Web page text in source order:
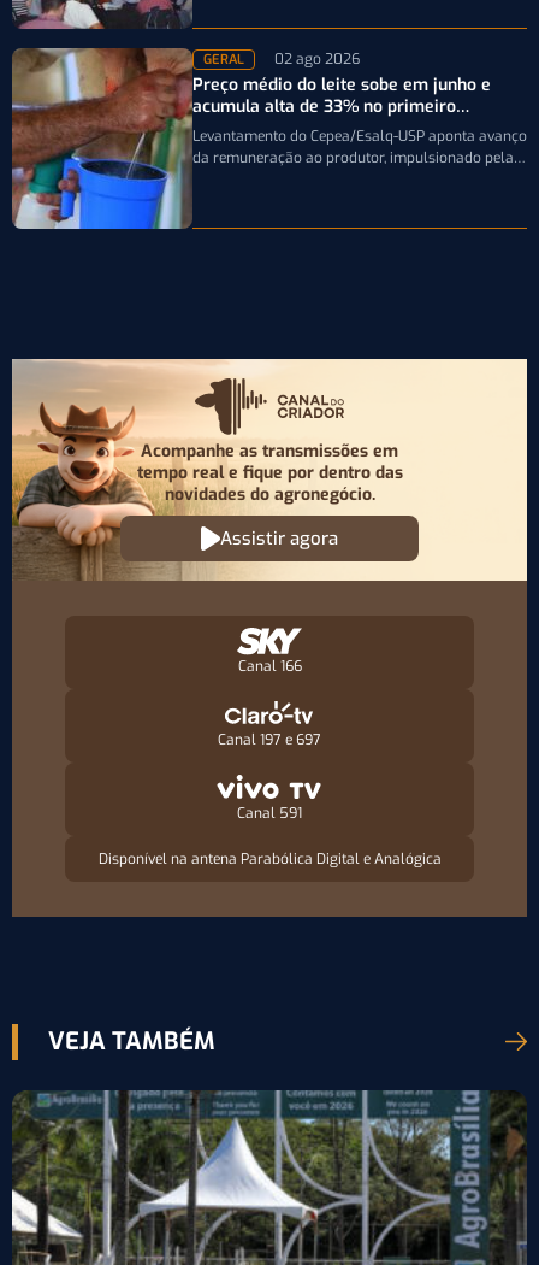
GERAL 02 ago 2026
Preço médio do leite sobe em junho e
acumula alta de 33% no primeiro
semestre
Levantamento do Cepea/Esalq-USP aponta avanço
da remuneração ao produtor, impulsionado pela
Acompanhe as transmissões em
tempo real e fique por dentro das
novidades do agronegócio.
Assistir agora
Canal 166
Canal 197 e 697
Canal 591
Disponível na antena Parabólica Digital e Analógica
VEJA TAMBÉM